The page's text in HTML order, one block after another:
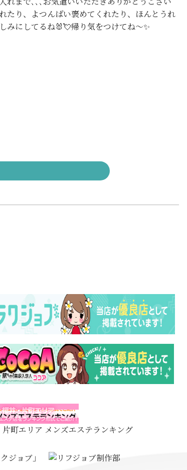
たり、よつんばい褒めてくれたり、ほんとうれ
みにしてるね🐰💘帰り気をつけてね〜✨
片町エリア メンズエステランキング